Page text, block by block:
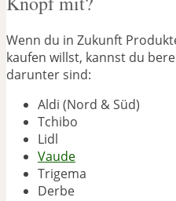
Wenn du in Zukunft
kaufen willst, kannst du
darunter sind:
Aldi (Nord & Süd)
Tchibo
Lidl
Vaude
Trigema
Derbe